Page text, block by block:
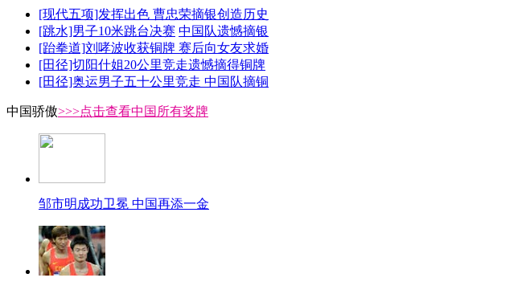
[现代五项]发挥出色 曹忠荣摘银创造历史
[跳水]男子10米跳台决赛 中国队遗憾摘银
[跆拳道]刘哮波收获铜牌 赛后向女友求婚
[田径]切阳什姐20公里竞走遗憾摘得铜牌
[田径]奥运男子五十公里竞走 中国队摘铜
中国骄傲>>>点击查看中国所有奖牌
邹市明成功卫冕 中国再添一金